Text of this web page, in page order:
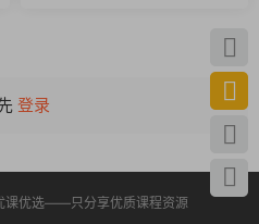
登录
课优选——只分享优质课程资源